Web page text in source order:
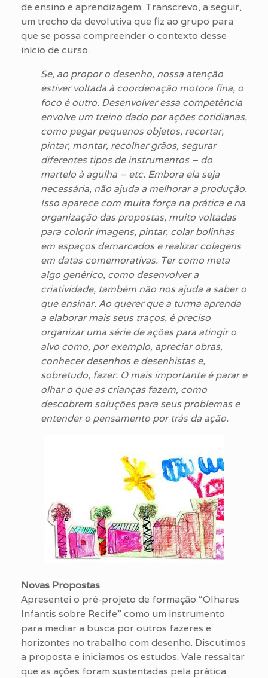
de ensino e aprendizagem. Transcrevo, a seguir,
um trecho da devolutiva que fiz ao grupo para
que se possa compreender o contexto desse
início de curso.
Se, ao propor o desenho, nossa atenção
estiver voltada à coordenação motora fina, o
foco é outro. Desenvolver essa competência
envolve um treino dado por ações cotidianas,
como pegar pequenos objetos, recortar,
pintar, montar, recolher grãos, segurar
diferentes tipos de instrumentos – do
martelo à agulha – etc. Embora ela seja
necessária, não ajuda a melhorar a produção.
Isso aparece com muita força na prática e na
organização das propostas, muito voltadas
para colorir imagens, pintar, colar bolinhas
em espaços demarcados e realizar colagens
em datas comemorativas. Ter como meta
algo genérico, como desenvolver a
criatividade, também não nos ajuda a saber o
que ensinar. Ao querer que a turma aprenda
a elaborar mais seus traços, é preciso
organizar uma série de ações para atingir o
alvo como, por exemplo, apreciar obras,
conhecer desenhos e desenhistas e,
sobretudo, fazer. O mais importante é parar e
olhar o que as crianças fazem, como
descobrem soluções para seus problemas e
entender o pensamento por trás da ação.
Novas Propostas
Apresentei o pré-projeto de formação “Olhares
Infantis sobre Recife” como um instrumento
para mediar a busca por outros fazeres e
horizontes no trabalho com desenho. Discutimos
a proposta e iniciamos os estudos. Vale ressaltar
que as ações foram sustentadas pela prática